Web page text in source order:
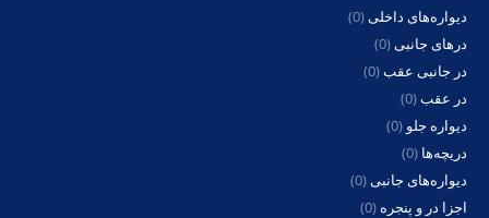
دیواره‌های داخلی(0)
درهای جانبی(0)
در جانبی عقب(0)
در عقب(0)
دیواره جلو (0)
دریچه‌ها (0)
دیواره‌های جانبی(0)
اجزا در و پنجره (0)